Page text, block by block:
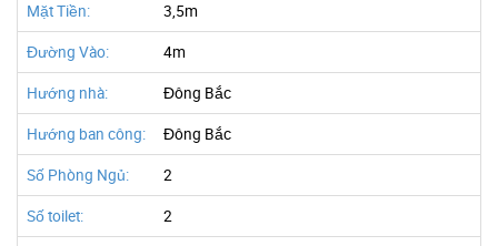
Mặt Tiền: 3,5m
Đường Vào: 4m
Hướng nhà: Đông Bắc
Hướng ban công: Đông Bắc
Số Phòng Ngủ: 2
Số toilet: 2